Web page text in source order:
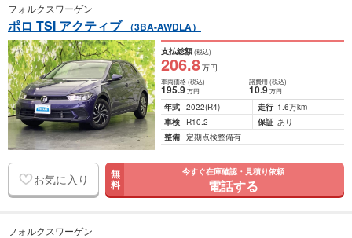
フォルクスワーゲン
ポロ TSI アクティブ （3BA-AWDLA）
支払総額(税込)
206.8万円
車両価格(税込)
195.9万円
諸費用 (税込)
10.9 万円
年式 2022(R4) 走行 1.6万km
車検
R10.2 保証 あり
整備 定期点検整備有
お気に入り 無
料
今すぐ在庫確認・見積り依頼
電話する
フォルクスワーゲン